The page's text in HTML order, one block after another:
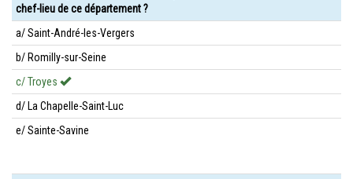
chef-lieu de ce département ?
a/ Saint-André-les-Vergers
b/ Romilly-sur-Seine
c/ Troyes
d/ La Chapelle-Saint-Luc
e/ Sainte-Savine